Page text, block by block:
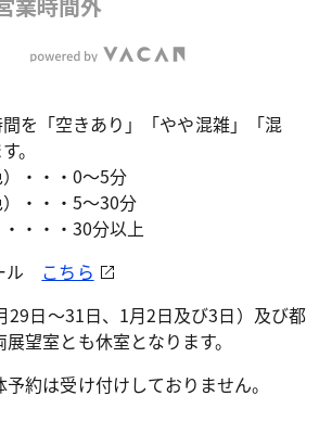
を「空きあり」「やや混雑」「混
。
・・・0～5分
・・・5～30分
・・・30分以上
ル こちら
29日～31日、1月2日及び3日）及び都
望室とも休室となります。
約は受け付けしておりません。